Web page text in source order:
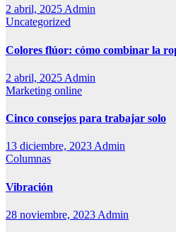
2 abril, 2025Admin
Uncategorized
Colores flúor: cómo combinar la
2 abril, 2025 Admin
Marketing online
Cinco consejos para trabajar solo
13 diciembre, 2023Admin
Columnas
Vibración
28 noviembre, 2023 Admin